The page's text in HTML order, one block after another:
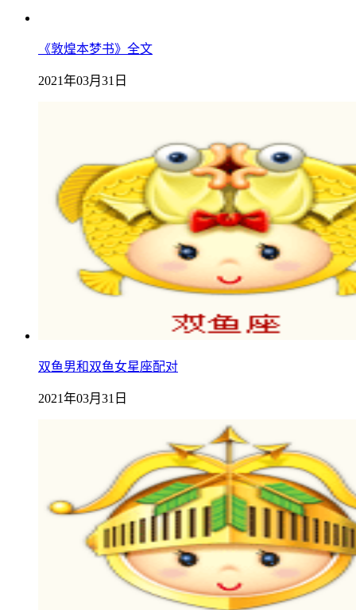
《敦煌本梦书》全文
2021年03月31日
双鱼男和双鱼女星座配对
2021年03月31日